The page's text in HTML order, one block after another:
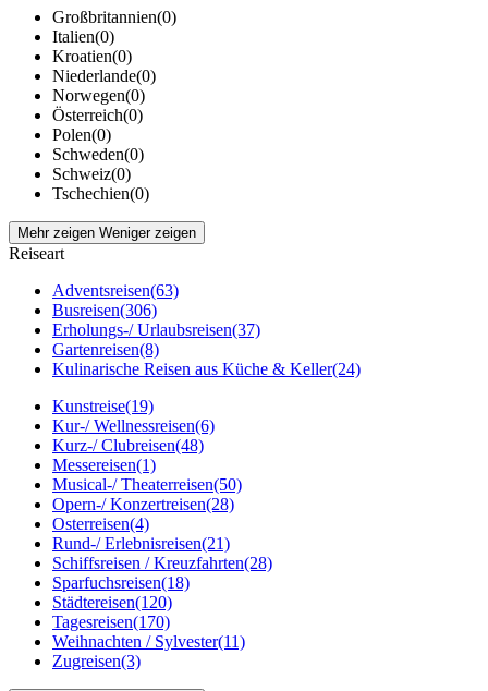
Großbritannien(0)
Italien(0)
Kroatien(0)
Niederlande(0)
Norwegen(0)
Österreich(0)
Polen(0)
Schweden(0)
Schweiz(0)
Tschechien(0)
Mehr zeigen Weniger zeigen
Reiseart
Adventsreisen(63)
Busreisen(306)
Erholungs-/ Urlaubsreisen(37)
Gartenreisen(8)
Kulinarische Reisen aus Küche & Keller(24)
Kunstreise(19)
Kur-/ Wellnessreisen(6)
Kurz-/ Clubreisen(48)
Messereisen(1)
Musical-/ Theaterreisen(50)
Opern-/ Konzertreisen(28)
Osterreisen(4)
Rund-/ Erlebnisreisen(21)
Schiffsreisen / Kreuzfahrten(28)
Sparfuchsreisen(18)
Städtereisen(120)
Tagesreisen(170)
Weihnachten / Sylvester(11)
Zugreisen(3)